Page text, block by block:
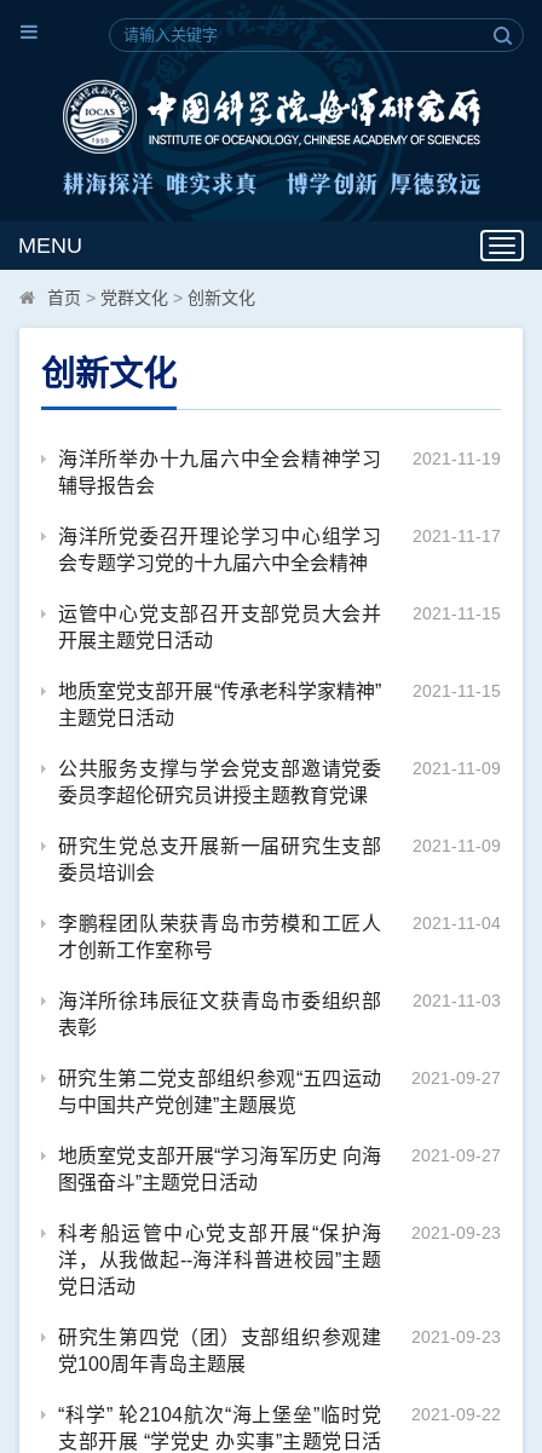
MENU
首页 > 党群文化 > 创新文化
创新文化
2021-11-19
海洋所举办十九届六中全会精神学习
辅导报告会
2021-11-17
海洋所党委召开理论学习中心组学习
会专题学习党的十九届六中全会精神
2021-11-15
运管中心党支部召开支部党员大会并
开展主题党日活动
2021-11-15
地质室党支部开展“传承老科学家精神”
主题党日活动
2021-11-09
公共服务支撑与学会党支部邀请党委
委员李超伦研究员讲授主题教育党课
2021-11-09
研究生党总支开展新一届研究生支部
委员培训会
2021-11-04
李鹏程团队荣获青岛市劳模和工匠人
才创新工作室称号
2021-11-03
海洋所徐玮辰征文获青岛市委组织部
表彰
2021-09-27
研究生第二党支部组织参观“五四运动
与中国共产党创建”主题展览
2021-09-27
地质室党支部开展“学习海军历史 向海
图强奋斗”主题党日活动
2021-09-23
科考船运管中心党支部开展“保护海
洋，从我做起--海洋科普进校园”主题
党日活动
2021-09-23
研究生第四党（团）支部组织参观建
党100周年青岛主题展
2021-09-22
“科学” 轮2104航次“海上堡垒”临时党
支部开展 “学党史 办实事”主题党日活